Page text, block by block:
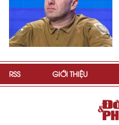
RSS GIỚI THIỆU